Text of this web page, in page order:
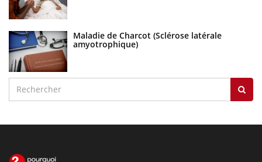
Maladie de Charcot (Sclérose latérale
amyotrophique)